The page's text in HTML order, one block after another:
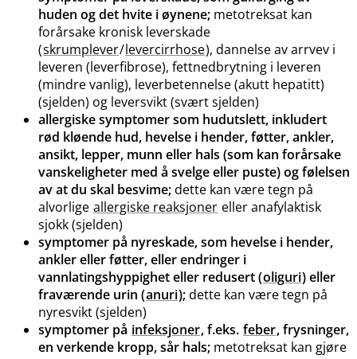
huden og det hvite i øynene; metotreksat kan
forårsake kronisk leverskade
(skrumplever/levercirrhose), dannelse av arrvev i
leveren (leverfibrose), fettnedbrytning i leveren
(mindre vanlig), leverbetennelse (akutt hepatitt)
(sjelden) og leversvikt (svært sjelden)
allergiske symptomer som hudutslett, inkludert
rød kløende hud, hevelse i hender, føtter, ankler,
ansikt, lepper, munn eller hals (som kan forårsake
vanskeligheter med å svelge eller puste) og følelsen
av at du skal besvime;dette kan være tegn på
alvorlige allergiske reaksjoner eller anafylaktisk
sjokk (sjelden)
symptomer på nyreskade, som hevelse i hender,
ankler eller føtter, eller endringer i
vannlatingshyppighet eller redusert (oliguri) eller
fraværende urin (anuri);dette kan være tegn på
nyresvikt (sjelden)
symptomer på infeksjoner, f.eks. feber, frysninger,
en verkende kropp, sår hals; metotreksat kan gjøre